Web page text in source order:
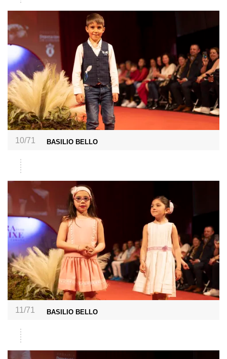
10/71 BASILIO BELLO
11/71 BASILIO BELLO